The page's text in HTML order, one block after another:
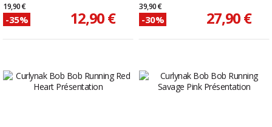
19,90 €
-35% 12,90 €
39,90 €
-30% 27,90 €